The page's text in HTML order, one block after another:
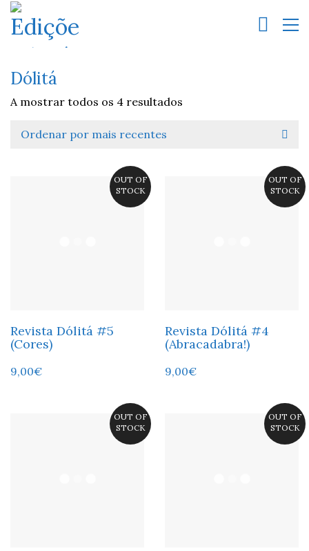
Dólitá
A mostrar todos os 4 resultados
Ordenar por mais recentes
OUT OF
STOCK
Revista Dólitá #5
(Cores)
9,00€
OUT OF
STOCK
Revista Dólitá #4
(Abracadabra!)
9,00€
OUT OF
STOCK
OUT OF
STOCK